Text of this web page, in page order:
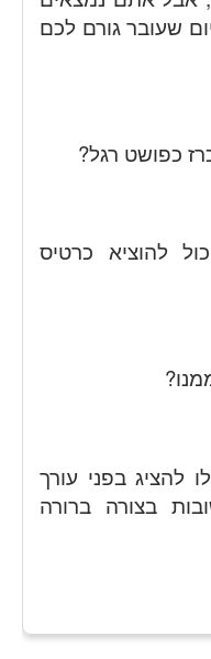
שעובר גורם לכם
כפושט רגל?
להוציא כרטיס
להציג בפני עורך
בצורה ברורה